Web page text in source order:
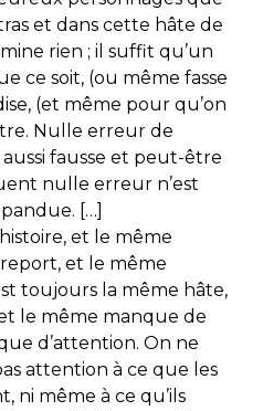
et dans cette hâte de
rien ; il suffit qu’un
ce soit, (ou même fasse
(et même pour qu’on
Nulle erreur de
fausse et peut-être
nulle erreur n’est
[…]
et le même
et le même
toujours la même hâte,
le même manque de
d’attention. On ne
attention à ce que les
ni même à ce qu’ils